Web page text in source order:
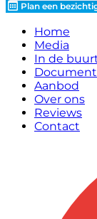
Plan een
Home
Media
In de
Aanbod
Over ons
Reviews
Contact